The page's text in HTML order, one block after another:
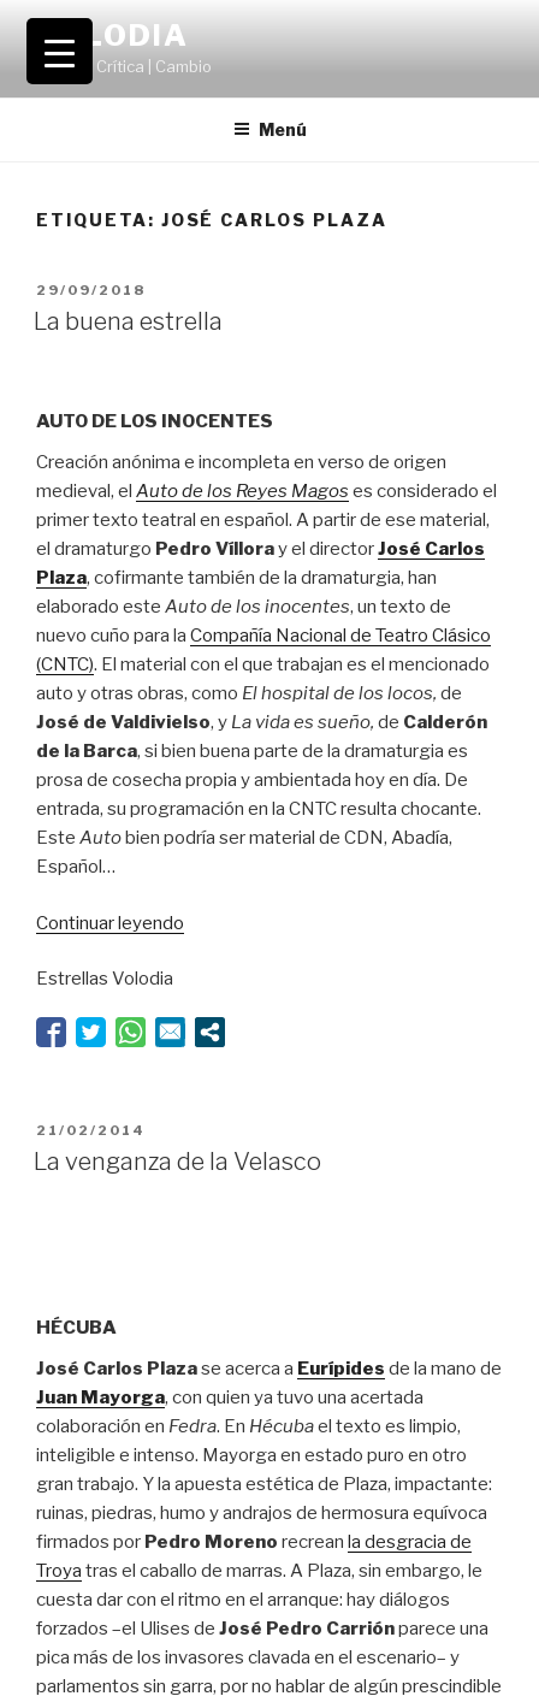
Saltar
contenido
VOLODIA
Teatro | Crítica | Cambio
Menú
ETIQUETA: JOSÉ CARLOS PLAZA
PUBLICADO
EL
29/09/2018
La buena estrella
AUTO DE LOS INOCENTES
Creación anónima e incompleta en verso de origen
medieval, el Auto de los Reyes Magos es considerado el
primer texto teatral en español. A partir de ese material,
el dramaturgo Pedro Vílloray el directorJosé Carlos
Plaza, cofirmante también de la dramaturgia, han
elaborado este Auto de los inocentes, un texto de
nuevo cuño para la Compañía Nacional de Teatro Clásico
(CNTC). El material con el que trabajan es el mencionado
auto y otras obras, como El hospital de los locos, de
José de Valdivielso, y La vida es sueño, de Calderón
de la Barca, si bien buena parte de la dramaturgia es
prosa de cosecha propia y ambientada hoy en día. De
entrada, su programación en la CNTC resulta chocante.
Este Autobien podría ser material de CDN, Abadía,
Español…
Continuar leyendo
Estrellas Volodia
PUBLICADO
EL
21/02/2014
La venganza de la Velasco
HÉCUBA
José Carlos Plazase acerca a Eurípides de la mano de
Juan Mayorga, con quien ya tuvo una acertada
colaboración en Fedra. En Hécubael texto es limpio,
inteligible e intenso. Mayorga en estado puro en otro
gran trabajo. Y la apuesta estética de Plaza, impactante:
ruinas, piedras, humo y andrajos de hermosura equívoca
firmados por Pedro Moreno recrean la desgracia de
Troya tras el caballo de marras. A Plaza, sin embargo, le
cuesta dar con el ritmo en el arranque: hay diálogos
forzados –el Ulises de José Pedro Carriónparece una
pica más de los invasores clavada en el escenario– y
parlamentos sin garra, por no hablar de algún prescindible